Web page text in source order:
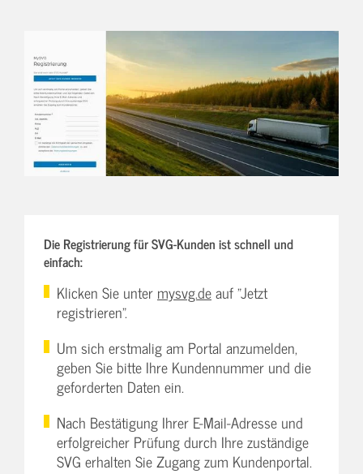
Die Registrierung für SVG-Kunden ist schnell und
einfach:
Klicken Sie unter mysvg.deauf "Jetzt
registrieren".
Um sich erstmalig am Portal anzumelden,
geben Sie bitte Ihre Kundennummer und die
geforderten Daten ein.
Nach Bestätigung Ihrer E-Mail-Adresse und
erfolgreicher Prüfung durch Ihre zuständige
SVG erhalten Sie Zugang zum Kundenportal.